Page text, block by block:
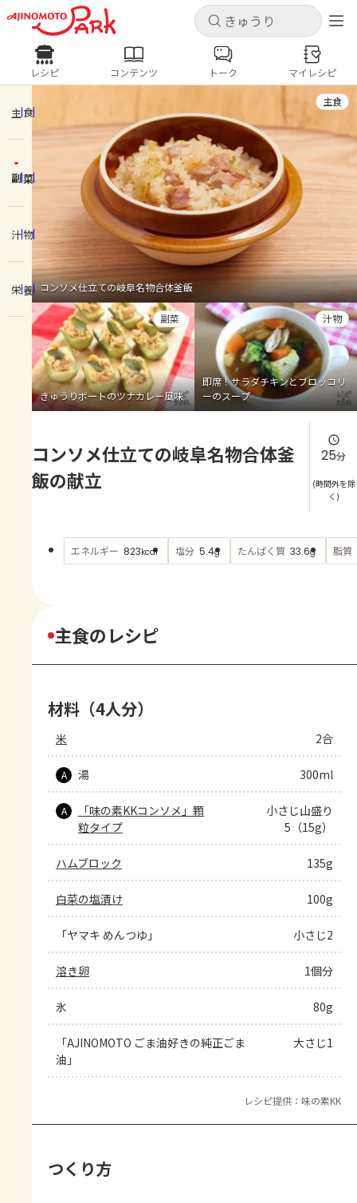
キャンセル
ログインするとレシピを保存できます
新規登録
ホーム
コンテンツ
レシピ
トーク
よくあるお問い合わせ
お買い物
AJINOMOTO PARK とは
キャンセル
レシピ コンテンツ
人気の食材・レシピ
きゅうり なす トマト
とうもろこし
ピーマン
みょうが ゴーヤ
レシピ コンテンツ トーク マイレシピ
主食
副菜
汁物
栄養 コンソメ仕立ての岐阜名物合体釜飯
主食
きゅうりボートのツナカレー風味
副菜
即席！サラダチキンとブロッコリ
ーのスープ
汁物
コンソメ仕立ての岐阜名物合体釜
飯の献立
25分
(時間外を除
く)
エネルギー 823kcal 塩分 5.4g たんぱく質 33.6g 脂質
主食のレシピ
材料（4人分）
米 2合
A 湯 300ml
A
「味の素KKコンソメ」顆
粒タイプ
小さじ山盛り
5（15g）
ハムブロック 135g
白菜の塩漬け 100g
「ヤマキ めんつゆ」 小さじ2
溶き卵 1個分
氷 80g
「AJINOMOTO ごま油好きの純正ごま
油」
大さじ1
レシピ提供：味の素KK
つくり方